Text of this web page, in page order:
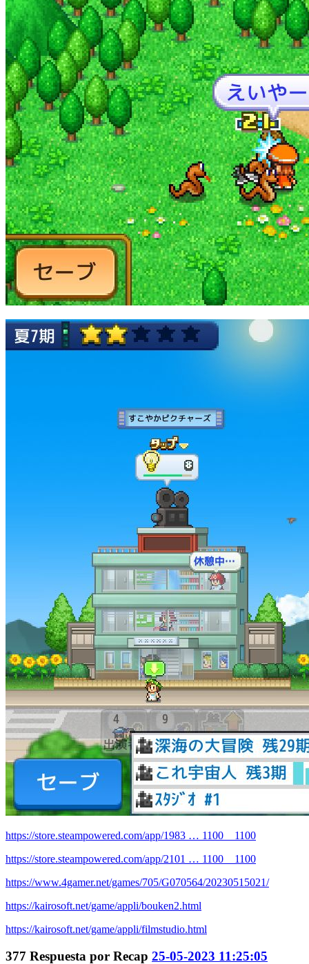
https://store.steampowered.com/app/1983 … 1100__1100
https://store.steampowered.com/app/2101 … 1100__1100
https://www.4gamer.net/games/705/G070564/20230515021/
https://kairosoft.net/game/appli/bouken2.html
https://kairosoft.net/game/appli/filmstudio.html
377 Respuesta por Recap 25-05-2023 11:25:05